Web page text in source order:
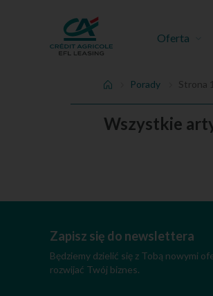
Oferta
Porady Strona
Wszystkie
Zapisz się do newslettera
Będziemy dzielić się z Tobą nowymi
rozwijać Twój biznes.